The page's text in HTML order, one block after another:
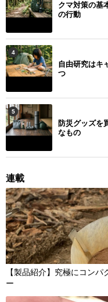
クマ対策の基
の行動
4
自由研究はキ
つ
5
防災グッズを
なもの
連載
【製品紹介】究極にコン
ー